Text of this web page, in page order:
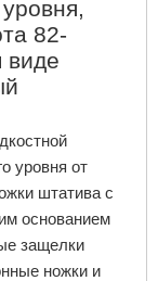
82-
виде
уровня от
штатива с
основанием
защелки
ножки и